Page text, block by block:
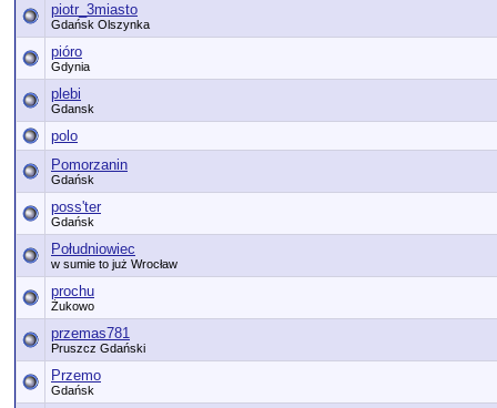
piotr_3miasto
Gdańsk Olszynka
pióro
Gdynia
plebi
Gdansk
polo
Pomorzanin
Gdańsk
poss'ter
Gdańsk
Południowiec
w sumie to już Wrocław
prochu
Żukowo
przemas781
Pruszcz Gdański
Przemo
Gdańsk